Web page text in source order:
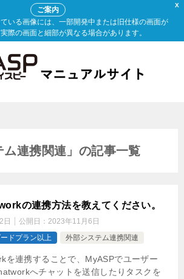
X
ご案内
いる画像には、一部開発中または旧仕様の画面が
際の画面と細部が異なる場合があります。
ム連携関連」の記事一覧
の連携方法を教えてください。
日 公開日： 2023年11月6日
ドプラン以上 外部システム連携関連
を連携することで、MyASPでユーザー
へチャットを送信したりタスクを